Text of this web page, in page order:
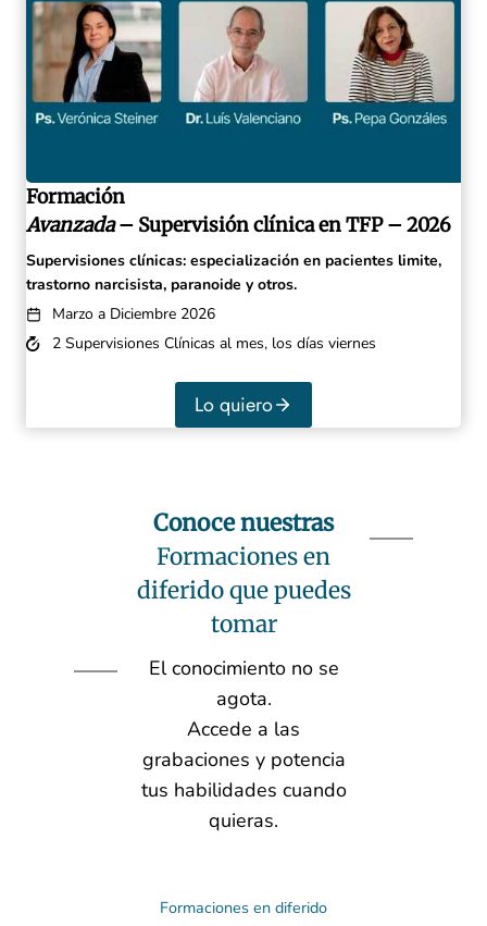
Formación
Avanzada– Supervisión clínica en TFP – 2026
Supervisiones clínicas: especialización en pacientes limite,
trastorno narcisista, paranoide y otros.
Marzo a Diciembre 2026
2 Supervisiones Clínicas al mes, los días viernes
Lo quiero
Conoce nuestras
Formaciones en
diferido que puedes
tomar
El conocimiento no se
agota.
Accede a las
grabaciones y potencia
tus habilidades cuando
quieras.
Formaciones en diferido